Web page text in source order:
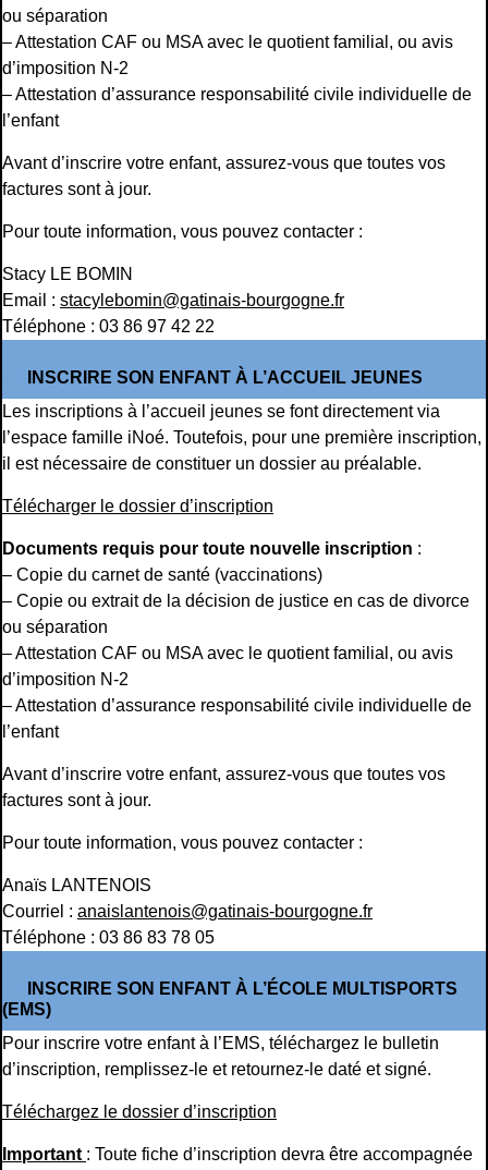
ou séparation
– Attestation CAF ou MSA avec le quotient familial, ou avis
d’imposition N-2
– Attestation d’assurance responsabilité civile individuelle de
l’enfant
Avant d’inscrire votre enfant, assurez-vous que toutes vos
factures sont à jour.
Pour toute information, vous pouvez contacter :
Stacy LE BOMIN
Email : stacylebomin@gatinais-bourgogne.fr
Téléphone : 03 86 97 42 22
INSCRIRE SON ENFANT À L’ACCUEIL JEUNES
Les inscriptions à l’accueil jeunes se font directement via
l’espace famille iNoé. Toutefois, pour une première inscription,
il est nécessaire de constituer un dossier au préalable.
Télécharger le dossier d’inscription
Documents requis pour toute nouvelle inscription :
– Copie du carnet de santé (vaccinations)
– Copie ou extrait de la décision de justice en cas de divorce
ou séparation
– Attestation CAF ou MSA avec le quotient familial, ou avis
d’imposition N-2
– Attestation d’assurance responsabilité civile individuelle de
l’enfant
Avant d’inscrire votre enfant, assurez-vous que toutes vos
factures sont à jour.
Pour toute information, vous pouvez contacter :
Anaïs LANTENOIS
Courriel : anaislantenois@gatinais-bourgogne.fr
Téléphone : 03 86 83 78 05
INSCRIRE SON ENFANT À L’ÉCOLE MULTISPORTS
(EMS)
Pour inscrire votre enfant à l’EMS, téléchargez le bulletin
d’inscription, remplissez-le et retournez-le daté et signé.
Téléchargez le dossier d’inscription
Important : Toute fiche d’inscription devra être accompagnée